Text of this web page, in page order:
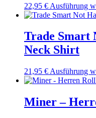
22,95 € Ausführung
Trade Smart
Neck Shirt
21,95 € Ausführung
Miner –